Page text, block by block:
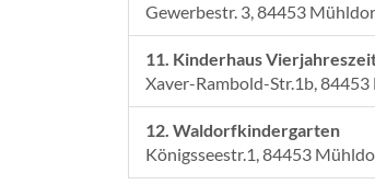
Gewerbestr. 3, 84453
11. Kinderhaus
Xaver-Rambold-Str.1b,
12. Waldorfkindergarten
Königsseestr.1, 84453